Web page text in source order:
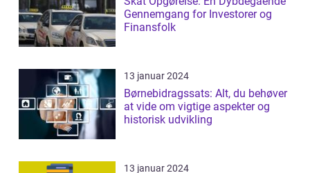
Gennemgang for Investorer og
Finansfolk
13 januar 2024
Børnebidragssats: Alt, du behøver
at vide om vigtige aspekter og
historisk udvikling
13 januar 2024